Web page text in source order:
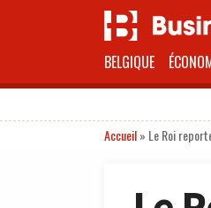
BELGIQUE
Accueil» Le Roi